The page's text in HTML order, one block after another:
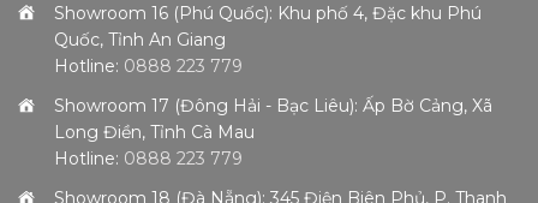
Showroom 16 (Phú Quốc): Khu phố 4, Đặc khu Phú
Quốc, Tỉnh An Giang
Hotline: 0888 223 779
Showroom 17 (Đông Hải - Bạc Liêu): Ấp Bờ Cảng, Xã
Long Điền, Tỉnh Cà Mau
Hotline: 0888 223 779
Showroom 18 (Đà Nẵng): 345 Điện Biên Phủ, P. Thanh